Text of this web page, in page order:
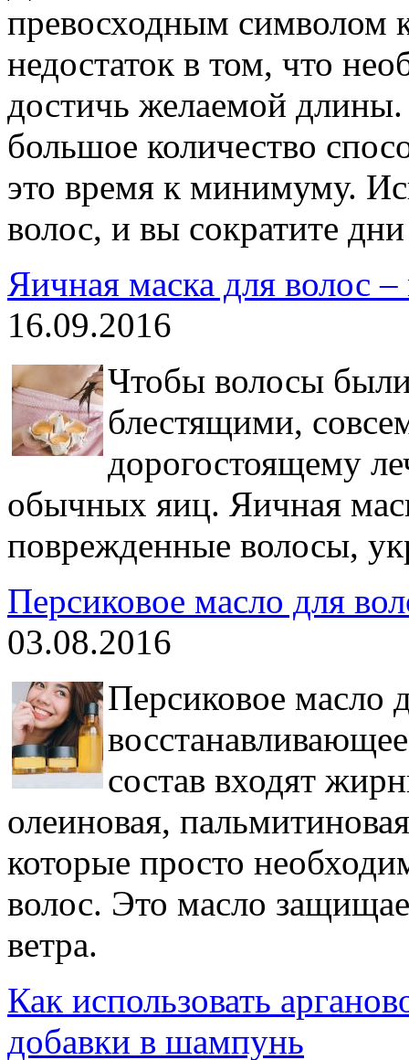
превосходным символом
недостаток в том, что
достичь желаемой
большое количество
это время к минимуму.
волос, и вы сократите
Яичная маска для волос
16.09.2016
Чтобы волосы
блестящими,
дорогостоящему
обычных яиц. Яичная
поврежденные волосы,
Персиковое масло для
03.08.2016
Персиковое масло
состав входят
олеиновая,
которые просто
волос. Это масло
ветра.
Как использовать
добавки в шампунь